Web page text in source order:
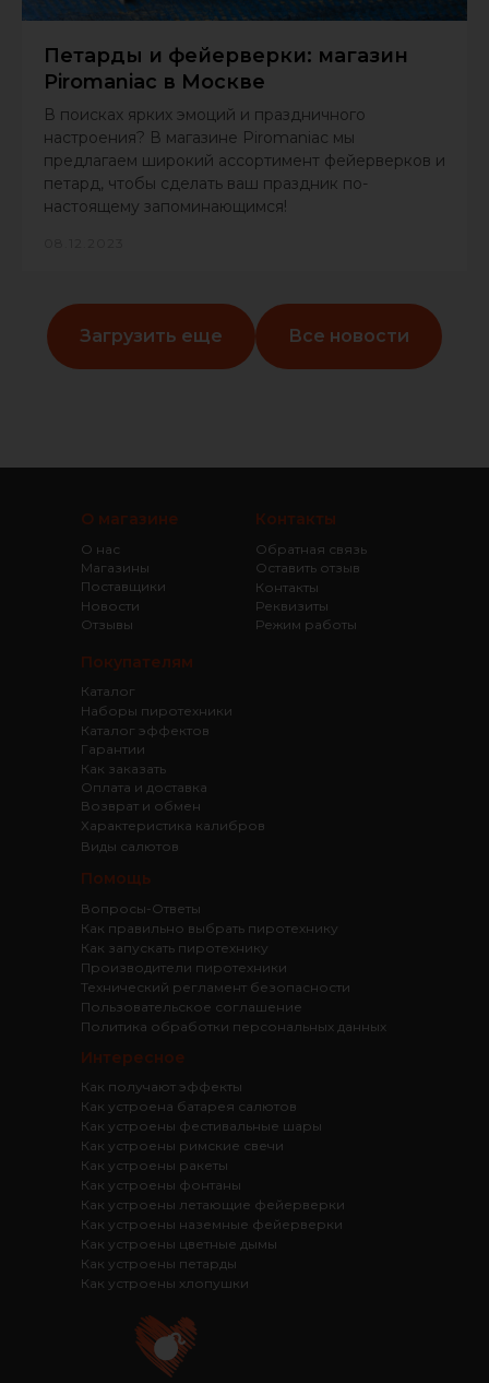
Петарды и фейерверки: магазин
Piromaniac в Москве
В поисках ярких эмоций и праздничного
настроения? В магазине Piromaniac мы
предлагаем широкий ассортимент фейерверков и
петард, чтобы сделать ваш праздник по-
настоящему запоминающимся!
Загрузить еще Все новости
Покупателям
Каталог эффектов
Гарантии
Как заказать
Оплата и доставка
Возврат и обмен
Помощь
Вопросы-Ответы
Как правильно выбрать пиротехнику
Как запускать пиротехнику
Производители пиротехники
Технический регламент безопасности
Пользовательское соглашение
Политика обработки персональных данных
О магазине
О нас
Магазины
Поставщики
Новости
Отзывы
Каталог
Наборы пиротехники
Характеристика калибров
Виды салютов
Контакты
Обратная связь
Оставить отзыв
Контакты
Реквизиты
Режим работы
Интересное
Как получают эффекты
Как устроена батарея салютов
Как устроены фестивальные шары
Как устроены римские свечи
Как устроены ракеты
Как устроены фонтаны
Как устроены летающие фейерверки
Как устроены наземные фейерверки
Как устроены цветные дымы
Как устроены петарды
Как устроены хлопушки